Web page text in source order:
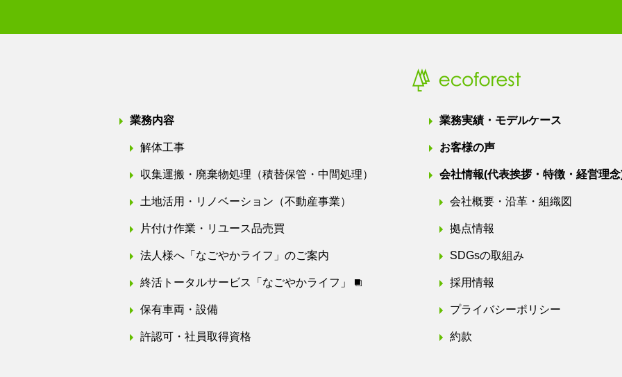
業務内容
解体工事
収集運搬・廃棄物処理（積替保管・中間処理）
土地活用・リノベーション（不動産事業）
片付け作業・リユース品売買
法人様へ「なごやかライフ」のご案内
終活トータルサービス「なごやかライフ」
保有車両・設備
許認可・社員取得資格
業務実績・モデルケース
お客様の声
会社情報(代表挨拶・特徴・経営理
会社概要・沿革・組織図
拠点情報
SDGsの取組み
採用情報
プライバシーポリシー
約款